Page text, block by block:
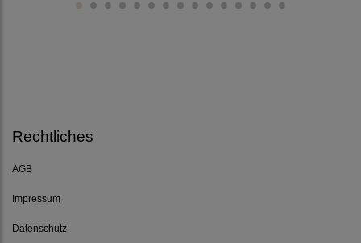
Rechtliches
AGB
Impressum
Datenschutz